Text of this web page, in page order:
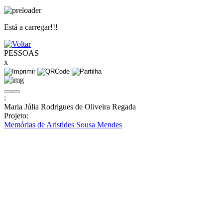
Está a carregar!!!
PESSOAS
x
:
Maria Júlia Rodrigues de Oliveira Regada
Projeto:
Memórias de Aristides Sousa Mendes